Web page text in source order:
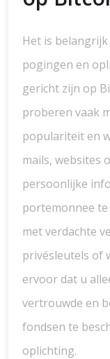
Het is
pogingen en
gericht zijn op
proberen vaak
populariteit en
mails, websites
persoonlijke
portemonnee
met verdachte
privésleutels of
ervoor dat u
vertrouwde en
fondsen te
oplichting.